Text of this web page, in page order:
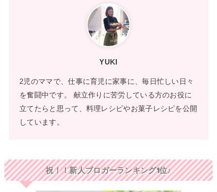
YUKI
2児のママで、仕事に育児に家事に、毎日忙しい日々
を奮闘中です。 献立作りに苦労している方のお役に
立てたらと思って、料理レシピやお菓子レシピを公開
しています。
祝！！新人ブロガーランキング1位♪